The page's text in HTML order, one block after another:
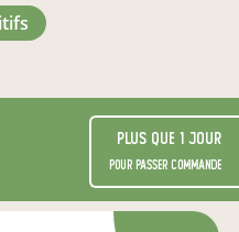
Plus que 1 jour
pour passer commande